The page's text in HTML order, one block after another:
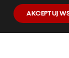
AKCEPTUJ